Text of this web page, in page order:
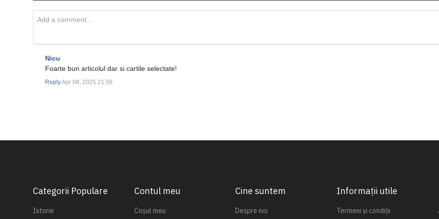
Nicu
Foarte bun articolul dar si cartile selectate!
ReplyApr 08, 2025 21:56
Categorii Populare
Istorie
Contul meu
Coșul meu
Cine suntem
Despre noi
Informații utile
Termeni și condiții